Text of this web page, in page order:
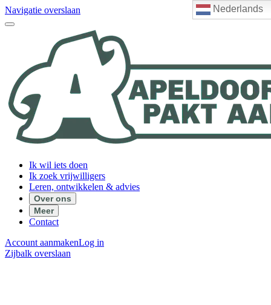
Nederlands
Navigatie overslaan
Ik wil iets doen
Ik zoek vrijwilligers
Leren, ontwikkelen & advies
Over ons
Meer
Contact
Account aanmakenLog in
Zijbalk overslaan